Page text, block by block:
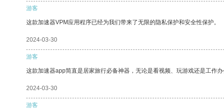
游客
这款加速器VPM应用程序已经为我们带来了无限的隐私保护和安全性保护。
2024-03-30
游客
这款加速器app简直是居家旅行必备神器，无论是看视频、玩游戏还是工作
2024-03-30
游客